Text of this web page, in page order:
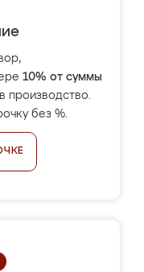
10% от суммы
производство.
без %.